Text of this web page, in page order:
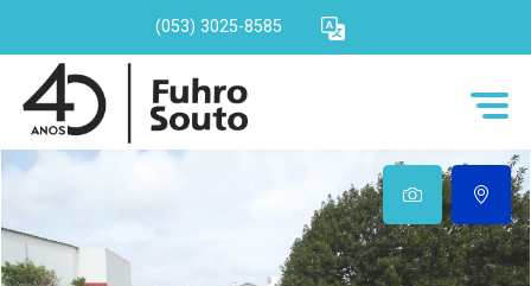
(053) 3025-8585